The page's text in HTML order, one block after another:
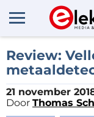
Review:
21 november
Door Thomas